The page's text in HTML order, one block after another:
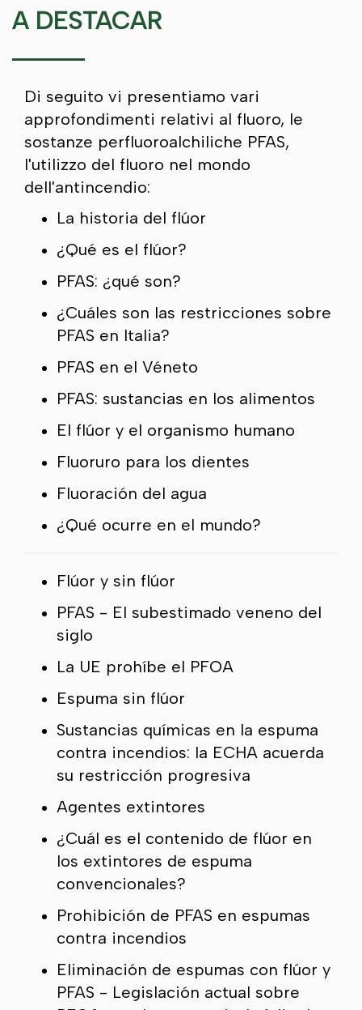
A DESTACAR
Di seguito vi presentiamo vari
approfondimenti relativi al fluoro, le
sostanze perfluoroalchiliche PFAS,
l'utilizzo del fluoro nel mondo
dell'antincendio:
La historia del flúor
¿Qué es el flúor?
PFAS: ¿qué son?
¿Cuáles son las restricciones sobre
PFAS en Italia?
PFAS en el Véneto
PFAS: sustancias en los alimentos
El flúor y el organismo humano
Fluoruro para los dientes
Fluoración del agua
¿Qué ocurre en el mundo?
Flúor y sin flúor
PFAS - El subestimado veneno del
siglo
La UE prohíbe el PFOA
Espuma sin flúor
Sustancias químicas en la espuma
contra incendios: la ECHA acuerda
su restricción progresiva
Agentes extintores
¿Cuál es el contenido de flúor en
los extintores de espuma
convencionales?
Prohibición de PFAS en espumas
contra incendios
Eliminación de espumas con flúor y
PFAS - Legislación actual sobre